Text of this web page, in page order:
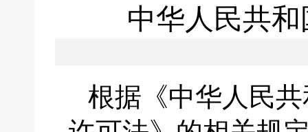
中华人民共
根据《中华人民